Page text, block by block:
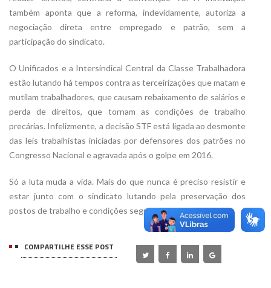
também aponta que a reforma, indevidamente, autoriza a
negociação direta entre empregado e patrão, sem a
participação do sindicato.
O Unificados e a Intersindical Central da Classe Trabalhadora
estão lutando há tempos contra as terceirizações que matam e
mutilam trabalhadores, que causam rebaixamento de salários e
perda de direitos, que tornam as condições de trabalho
precárias. Infelizmente, a decisão STF está ligada ao desmonte
das leis trabalhistas iniciadas por defensores dos patrões no
Congresso Nacional e agravada após o golpe em 2016.
Só a luta muda a vida. Mais do que nunca é preciso resistir e
estar junto com o sindicato lutando pela preservação dos
postos de trabalho e condições seguras de emprego.
COMPARTILHE ESSE POST